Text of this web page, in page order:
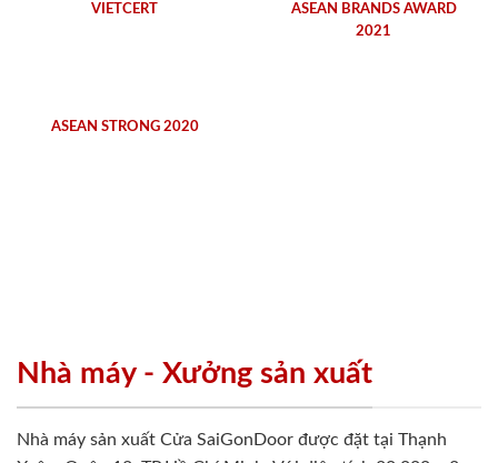
VIETCERT
ASEAN BRANDS AWARD
2021
ASEAN STRONG 2020
Nhà máy - Xưởng sản xuất
Nhà máy sản xuất Cửa SaiGonDoor được đặt tại Thạnh